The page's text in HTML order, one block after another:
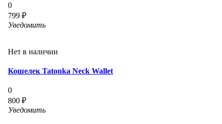
0
799 ₽
Уведомить
Нет в наличии
Кошелек Tatonka Neck Wallet
0
800 ₽
Уведомить